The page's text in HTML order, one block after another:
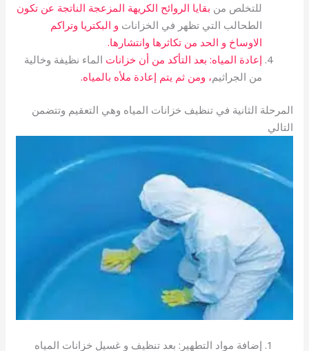
للتخلص من بقايا الروائح الكريهة المزعجة الناتجة عن تكون
الطحالب التي تظهر في الخزانات و البكتريا وتراكم
الاوساخ و الحد من تكاثرها وانتشارها.
إعادة المياه: بعد التأكد من أن خزانات الماء نظيفة وخالية
من الجراثيم، ومن ثم يتم إعادة ملأه بالمياه.
المرحلة الثانية في تنظيف خزانات المياه وهي التعقيم وتتضمن
التالي
إضافة مواد التطهير: بعد تنظيف و غسيل خزانات المياه